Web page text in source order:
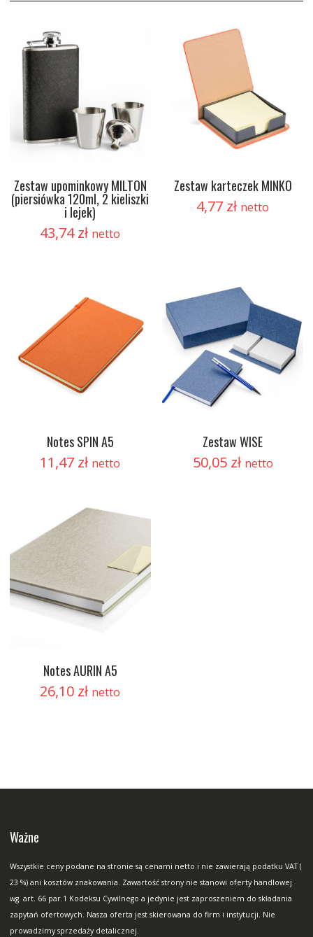
Zestaw upominkowy MILTON
(piersiówka 120ml, 2 kieliszki
i lejek)
43,74zł netto
Zestaw karteczek MINKO
4,77 zł netto
Notes SPIN A5
11,47 zł netto
Zestaw WISE
50,05 zł netto
Notes AURIN A5
26,10 zł netto
Ważne
Wszystkie ceny podane na stronie są cenami netto i nie zawierają podatku VAT (
23 %) ani kosztów znakowania. Zawartość strony nie stanowi oferty handlowej
wg. art. 66 par.1 Kodeksu Cywilnego a jedynie jest zaproszeniem do składania
zapytań ofertowych. Nasza oferta jest skierowana do firm i instytucji. Nie
prowadzimy sprzedaży detalicznej.